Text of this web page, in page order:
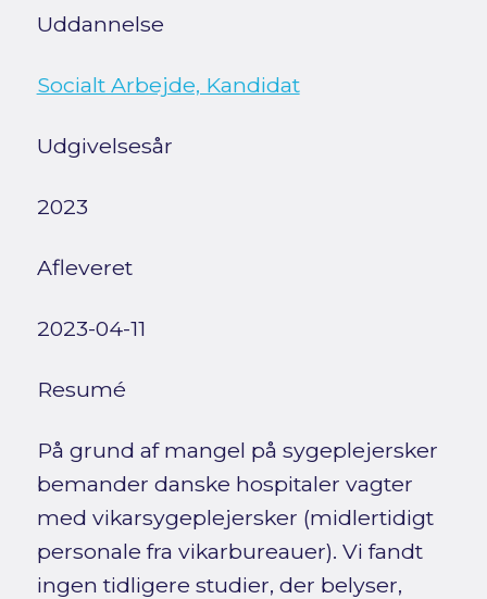
Uddannelse
Socialt Arbejde, Kandidat
Udgivelsesår
2023
Afleveret
2023-04-11
Resumé
På grund af mangel på sygeplejersker
bemander danske hospitaler vagter
med vikarsygeplejersker (midlertidigt
personale fra vikarbureauer). Vi fandt
ingen tidligere studier, der belyser,